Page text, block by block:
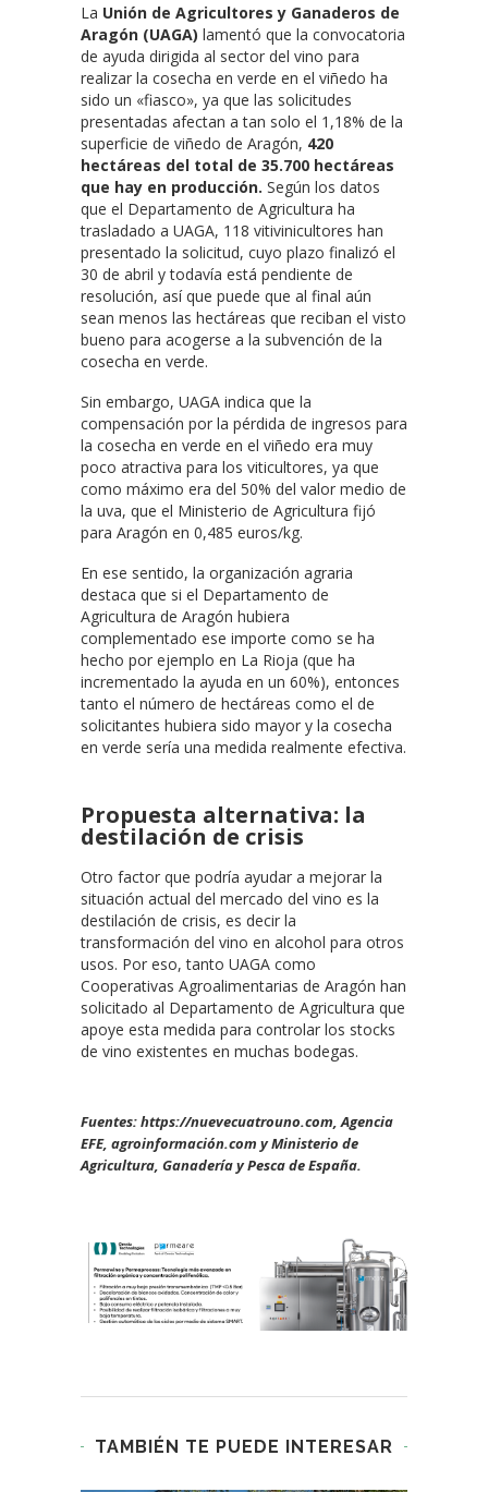
La Unión de Agricultores y Ganaderos de
Aragón (UAGA) lamentó que la convocatoria
de ayuda dirigida al sector del vino para
realizar la cosecha en verde en el viñedo ha
sido un «fiasco», ya que las solicitudes
presentadas afectan a tan solo el 1,18% de la
superficie de viñedo de Aragón, 420
hectáreas del total de 35.700 hectáreas
que hay en producción. Según los datos
que el Departamento de Agricultura ha
trasladado a UAGA, 118 vitivinicultores han
presentado la solicitud, cuyo plazo finalizó el
30 de abril y todavía está pendiente de
resolución, así que puede que al final aún
sean menos las hectáreas que reciban el visto
bueno para acogerse a la subvención de la
cosecha en verde.
Sin embargo, UAGA indica que la
compensación por la pérdida de ingresos para
la cosecha en verde en el viñedo era muy
poco atractiva para los viticultores, ya que
como máximo era del 50% del valor medio de
la uva, que el Ministerio de Agricultura fijó
para Aragón en 0,485 euros/kg.
En ese sentido, la organización agraria
destaca que si el Departamento de
Agricultura de Aragón hubiera
complementado ese importe como se ha
hecho por ejemplo en La Rioja (que ha
incrementado la ayuda en un 60%), entonces
tanto el número de hectáreas como el de
solicitantes hubiera sido mayor y la cosecha
en verde sería una medida realmente efectiva.
Propuesta alternativa: la
destilación de crisis
Otro factor que podría ayudar a mejorar la
situación actual del mercado del vino es la
destilación de crisis, es decir la
transformación del vino en alcohol para otros
usos. Por eso, tanto UAGA como
Cooperativas Agroalimentarias de Aragón han
solicitado al Departamento de Agricultura que
apoye esta medida para controlar los stocks
de vino existentes en muchas bodegas.
Fuentes: https://nuevecuatrouno.com, Agencia
EFE, agroinformación.com y Ministerio de
Agricultura, Ganadería y Pesca de España.
TAMBIÉN TE PUEDE INTERESAR